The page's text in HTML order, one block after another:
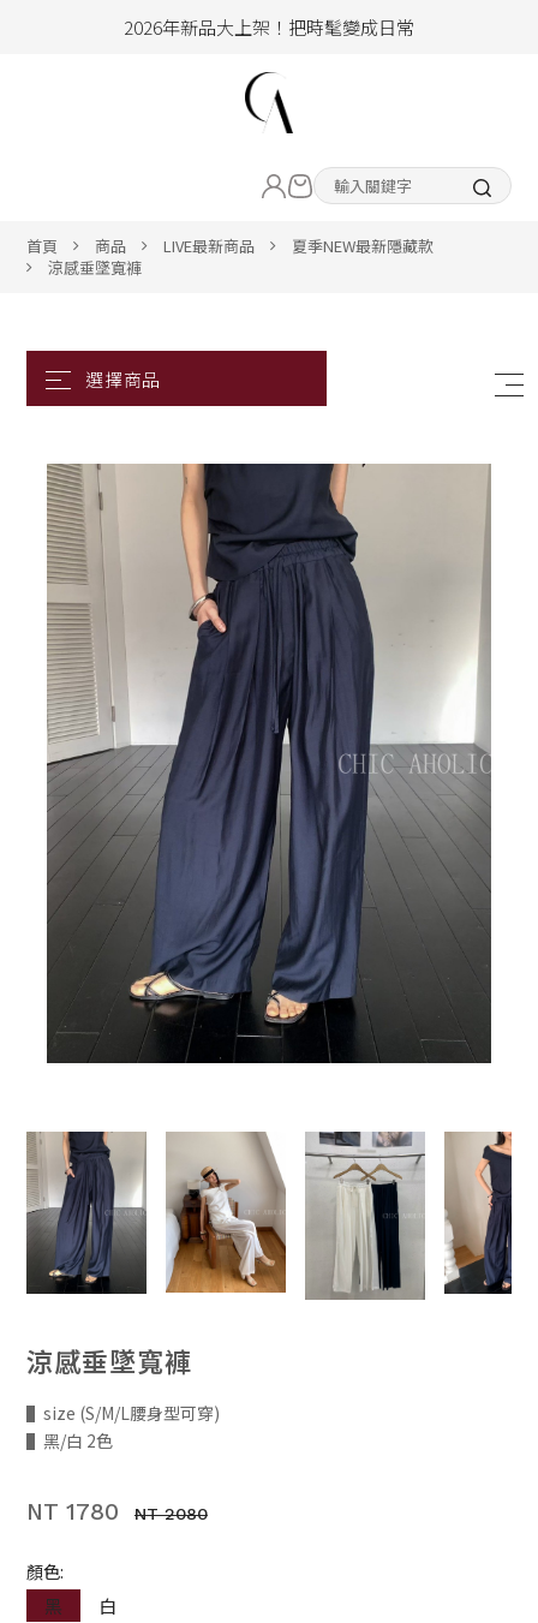
2026年新品大上架！把時髦變成日常
hello !! Happy to 2026
2026年新品大上架！把時髦變成日常
ALL ITEM
ACC&SHOE
BIG SALE
CA made
首頁 商品 LIVE最新商品
夏季NEW最新隱藏款
涼感垂墜寬褲
涼感垂墜寬褲
▌size (S/M/L腰身型可穿)
▌黑/白 2色
NT 1780 NT 2080
顏色:
黑
白